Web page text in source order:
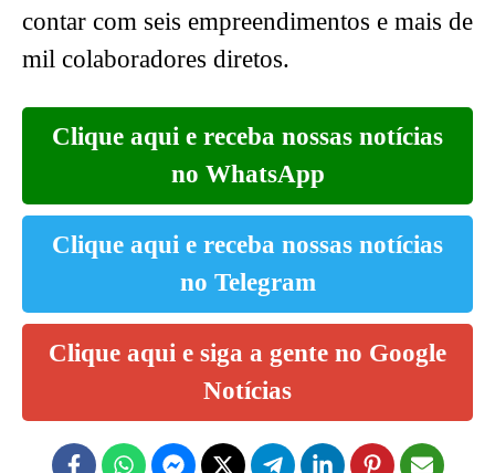
contar com seis empreendimentos e mais de
mil colaboradores diretos.
Clique aqui e receba nossas notícias
no WhatsApp
Clique aqui e receba nossas notícias
no Telegram
Clique aqui e siga a gente no Google
Notícias